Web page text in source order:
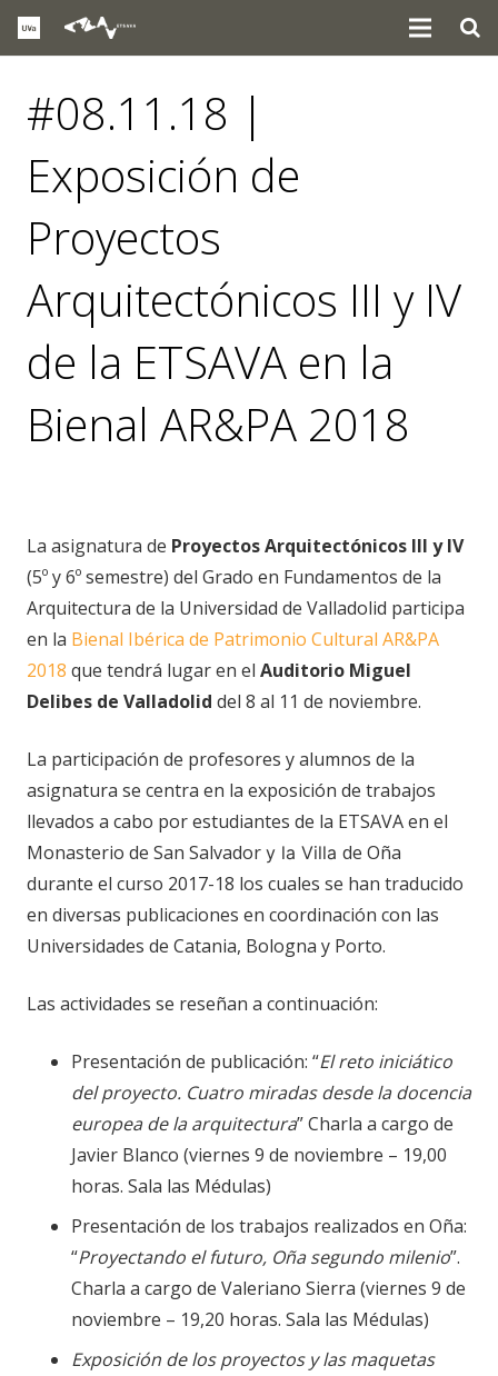
#08.11.18 |
Exposición de
Proyectos
Arquitectónicos III y IV
de la ETSAVA en la
Bienal AR&PA 2018
La asignatura de Proyectos Arquitectónicos III y IV
(5º y 6º semestre) del Grado en Fundamentos de la
Arquitectura de la Universidad de Valladolid participa
en la Bienal Ibérica de Patrimonio Cultural AR&PA
2018 que tendrá lugar en el Auditorio Miguel
Delibes de Valladolid del 8 al 11 de noviembre.
La participación de profesores y alumnos de la
asignatura se centra en la exposición de trabajos
llevados a cabo por estudiantes de la ETSAVA en el
Monasterio de San Salvador y la Villa de Oña
durante el curso 2017-18 los cuales se han traducido
en diversas publicaciones en coordinación con las
Universidades de Catania, Bologna y Porto.
Las actividades se reseñan a continuación:
Presentación de publicación: “El reto iniciático
del proyecto. Cuatro miradas desde la docencia
europea de la arquitectura” Charla a cargo de
Javier Blanco (viernes 9 de noviembre – 19,00
horas. Sala las Médulas)
Presentación de los trabajos realizados en Oña:
“Proyectando el futuro, Oña segundo milenio”.
Charla a cargo de Valeriano Sierra (viernes 9 de
noviembre – 19,20 horas. Sala las Médulas)
Exposición de los proyectos y las maquetas